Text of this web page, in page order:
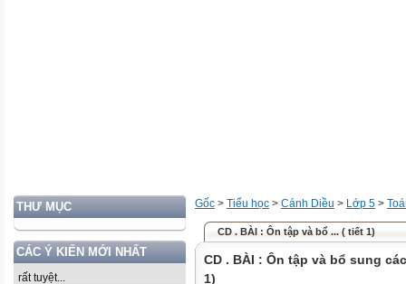
THƯ MỤC
CÁC Ý KIẾN MỚI NHẤT
rất tuyệt...
Gốc > Tiểu học > Cánh Diều > Lớp 5 >
CD . BÀI : Ôn tập và bổ ... ( tiết 1)
CD . BÀI : Ôn tập và bổ sung
1)